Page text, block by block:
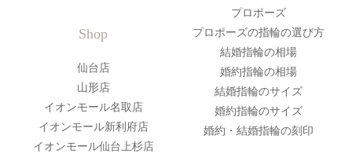
Shop
仙台店
山形店
イオンモール名取店
イオンモール新利府店
イオンモール仙台上杉店
プロポーズ
プロポーズの指輪の選び方
結婚指輪の相場
婚約指輪の相場
結婚指輪のサイズ
婚約指輪のサイズ
婚約・結婚指輪の刻印